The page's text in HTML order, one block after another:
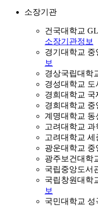
소장기관
건국대학교
소장기관정보
경기대학교
보
경상국립대학
경성대학교 도
경희대학교
경희대학교 중
계명대학교 동
고려대학교 과
고려대학교 세
광운대학교 중
광주보건대학
국립중앙도서
국립창원대학
보
국민대학교 성